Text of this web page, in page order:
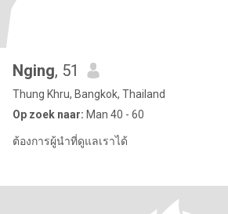
Nging, 51
Thung Khru, Bangkok, Thailand
Op zoek naar: Man 40 - 60
ต้องการผู้นำที่ดูแลเราได้